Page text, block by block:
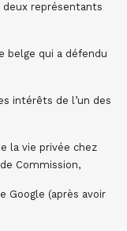
deux représentants
belge qui a défendu
intérêts de l’un des
la vie privée chez
Commission,
Google (après avoir